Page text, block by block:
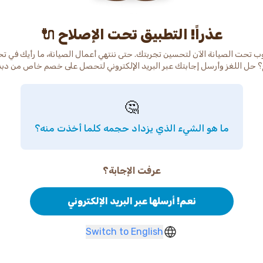
عذراً! التطبيق تحت الإصلاح 🔌
تحت الصيانة الآن لتحسين تجربتك. حتى ننتهي أعمال الصيانة، ما رأيك في
حل اللغز وأرسل إجابتك عبر البريد الإلكتروني لتحصل على خصم خاص من
🤔
ما هو الشيء الذي يزداد حجمه كلما أخذت منه؟
عرفت الإجابة؟
نعم! أرسلها عبر البريد الإلكتروني
Switch to English